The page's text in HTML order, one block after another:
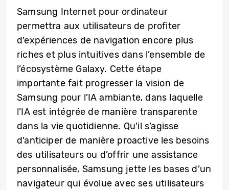
Samsung Internet pour ordinateur
permettra aux utilisateurs de profiter
d’expériences de navigation encore plus
riches et plus intuitives dans l’ensemble de
l’écosystème Galaxy. Cette étape
importante fait progresser la vision de
Samsung pour l’IA ambiante, dans laquelle
l’IA est intégrée de manière transparente
dans la vie quotidienne. Qu’il s’agisse
d’anticiper de manière proactive les besoins
des utilisateurs ou d’offrir une assistance
personnalisée, Samsung jette les bases d’un
navigateur qui évolue avec ses utilisateurs